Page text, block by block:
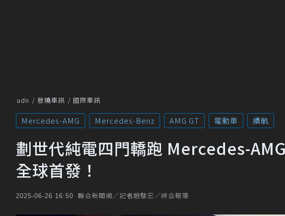
udn 發燒車訊 國際車訊
Mercedes-AMG Mercedes-Benz AMG GT 電動車 續航
劃世代純電四門轎跑 Mercedes-
全球首發！
2025-06-26 16:50 聯合新聞網／記者趙駿宏／綜合報導